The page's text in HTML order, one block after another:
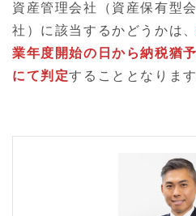
資産管理会社（資産保有型
社）に該当するかどうかは、
業年度開始の日から納税猶
にて判定することとなります